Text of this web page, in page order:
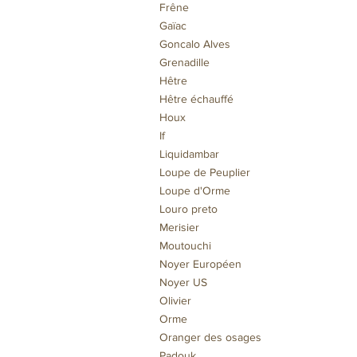
Frêne
Gaïac
Goncalo Alves
Grenadille
Hêtre
Hêtre échauffé
Houx
If
Liquidambar
Loupe de Peuplier
Loupe d'Orme
Louro preto
Merisier
Moutouchi
Noyer Européen
Noyer US
Olivier
Orme
Oranger des osages